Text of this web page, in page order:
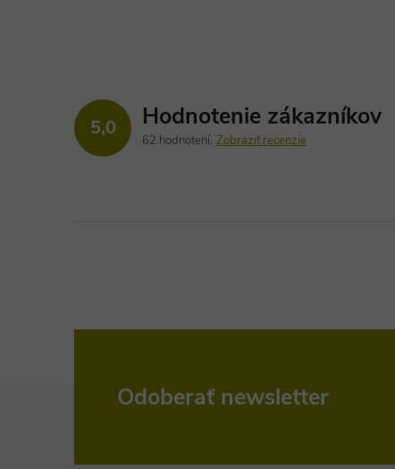
5,0 Hodnotenie zákazníkov
62 hodnotení Zobraziť recenzie
Odoberať newsletter